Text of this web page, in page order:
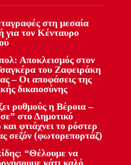
στη μεσαία
για τον Κένταυρο
Αποκλεισμός στον
του Ζαφειράκη
– Οι αποφάσεις της
δικαιοσύνης
ρυθμούς η Βέροια –
στο Δημοτικό
και φτιάχνει το ρόστερ
σεζόν (φωτορεπορτάζ)
“Θέλουμε να
κάτι καλό